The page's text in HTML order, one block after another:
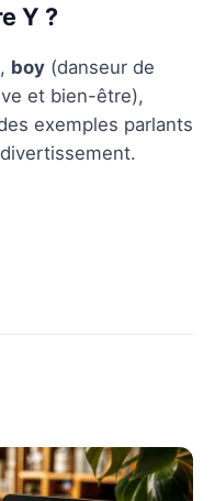
Y ?
boy (danseur de
et bien-être),
exemples parlants